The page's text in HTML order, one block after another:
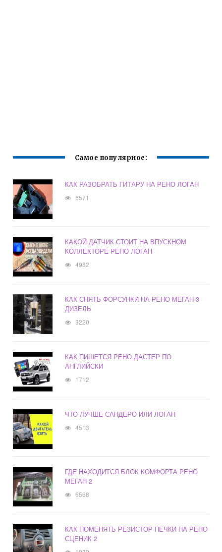
Самое популярное:
КАК РАЗОБРАТЬ ГИТАРУ НА РЕНО ЛОГАН
6571
КАКОЙ ДАТЧИК СТОИТ НА ВПУСКНОМ
КОЛЛЕКТОРЕ РЕНО ЛОГАН
4982
КАК СНЯТЬ ФОРСУНКИ НА РЕНО МЕГАН 3
ДИЗЕЛЬ
3220
КАК ПИШЕТСЯ РЕНО ДАСТЕР ПО
АНГЛИЙСКИ
1712
ЧТО ЛУЧШЕ САНДЕРО ИЛИ ЛОГАН
4513
ГДЕ НАХОДИТСЯ БЛОК КОМФОРТА РЕНО
МЕГАН 2
6568
КАК ПОМЕНЯТЬ РЕЗИСТОР ПЕЧКИ НА РЕНО
СЦЕНИК 2